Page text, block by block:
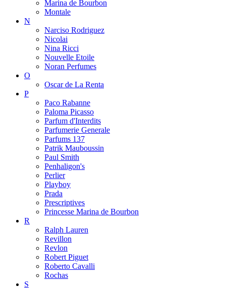
Marina de Bourbon
Montale
N
Narciso Rodriguez
Nicolai
Nina Ricci
Nouvelle Etoile
Noran Perfumes
O
Oscar de La Renta
P
Paco Rabanne
Paloma Picasso
Parfum d'Interdits
Parfumerie Generale
Parfums 137
Patrik Mauboussin
Paul Smith
Penhaligon's
Perlier
Playboy
Prada
Prescriptives
Princesse Marina de Bourbon
R
Ralph Lauren
Revillon
Revlon
Robert Piguet
Roberto Cavalli
Rochas
S